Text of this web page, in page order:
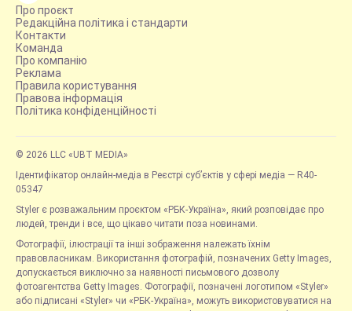
Про проєкт
Редакційна політика і стандарти
Контакти
Команда
Про компанію
Реклама
Правила користування
Правова інформація
Політика конфіденційності
© 2026 LLC «UBT MEDIA»
Ідентифікатор онлайн-медіа в Реєстрі суб’єктів у сфері медіа — R40-
05347
Styler є розважальним проєктом «РБК-Україна», який розповідає про
людей, тренди і все, що цікаво читати поза новинами.
Фотографії, ілюстрації та інші зображення належать їхнім
правовласникам. Використання фотографій, позначених Getty Images,
допускається виключно за наявності письмового дозволу
фотоагентства Getty Images. Фотографії, позначені логотипом «Styler»
або підписані «Styler» чи «РБК-Україна», можуть використовуватися на